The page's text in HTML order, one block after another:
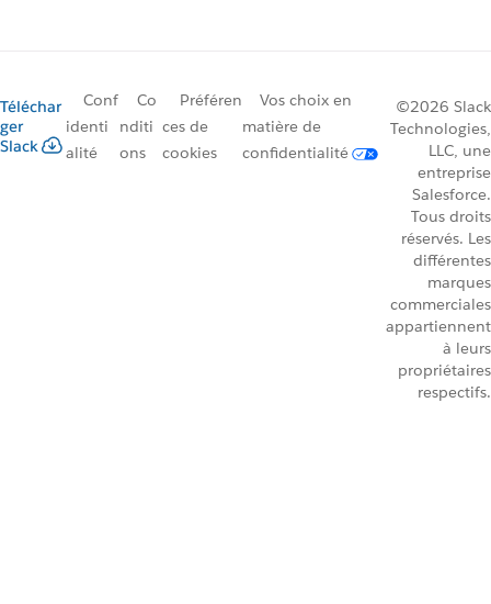
Téléchar
ger
Slack
Conf
identi
alité
Co
nditi
ons
Préféren
ces de
cookies
Vos choix en
matière de
confidentialité
©2026 Slack
Technologies,
LLC, une
entreprise
Salesforce.
Tous droits
réservés. Les
différentes
marques
commerciales
appartiennent
à leurs
propriétaires
respectifs.